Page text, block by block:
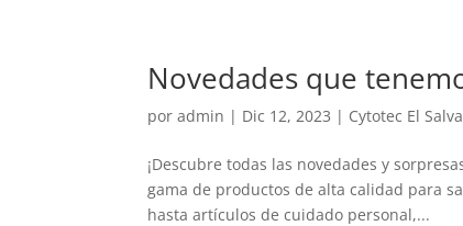
Novedades que
poradmin | Dic 12, 2023 | Cytotec El
¡Descubre todas las novedades y
gama de productos de alta calidad para
hasta artículos de cuidado personal,...